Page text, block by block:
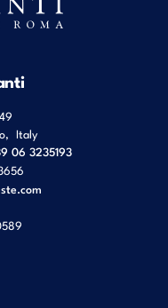
Italy
06 3235193